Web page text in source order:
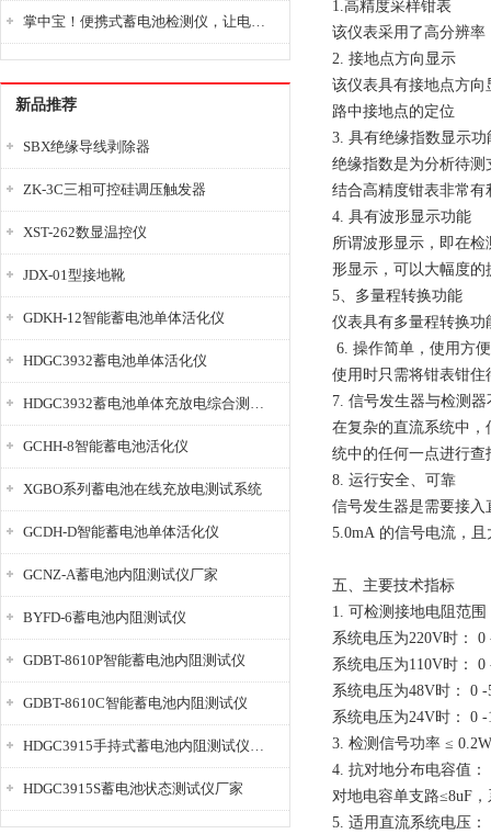
掌中宝！便携式蓄电池检测仪，让电池检测变得简单又快捷！
新品推荐
SBX绝缘导线剥除器
ZK-3C三相可控硅调压触发器
XST-262数显温控仪
JDX-01型接地靴
GDKH-12智能蓄电池单体活化仪
HDGC3932蓄电池单体活化仪
HDGC3932蓄电池单体充放电综合测试仪
GCHH-8智能蓄电池活化仪
XGBO系列蓄电池在线充放电测试系统
GCDH-D智能蓄电池单体活化仪
GCNZ-A蓄电池内阻测试仪厂家
BYFD-6蓄电池内阻测试仪
GDBT-8610P智能蓄电池内阻测试仪
GDBT-8610C智能蓄电池内阻测试仪
HDGC3915手持式蓄电池内阻测试仪厂家
HDGC3915S蓄电池状态测试仪厂家
1.高精度采样钳表
该仪表采用了高分辨
2. 接地点方向显示
该仪表具有接地点方
路中接地点的定位
3. 具有绝缘指数显示功
绝缘指数是为分析待
结合高精度钳表非常
4. 具有波形显示功能
所谓波形显示，即在
形显示，可以大幅度
5、多量程转换功能
仪表具有多量程转换
6. 操作简单，使用方
使用时只需将钳表钳
7. 信号发生器与检测
在复杂的直流系统中
统中的任何一点进行查
8. 运行安全、可靠
信号发生器是需要接
5.0mA 的信号电流，
五、主要技术指标
1. 可检测接地电阻范围
系统电压为220V时： 0
系统电压为110V时： 0
系统电压为48V时： 0
系统电压为24V时： 0
3. 检测信号功率 ≤
4. 抗对地分布电容值：
对地电容单支路≤8uF
5. 适用直流系统电压：